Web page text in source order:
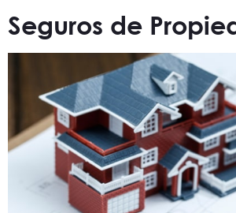
Seguros de